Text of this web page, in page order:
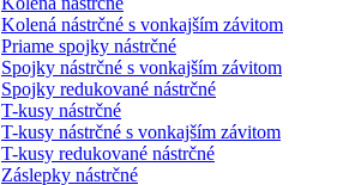
Kolená nástrčné s vonkajším závitom
Priame spojky nástrčné
Spojky nástrčné s vonkajším závitom
Spojky redukované nástrčné
T-kusy nástrčné
T-kusy nástrčné s vonkajším závitom
T-kusy redukované nástrčné
Záslepky nástrčné